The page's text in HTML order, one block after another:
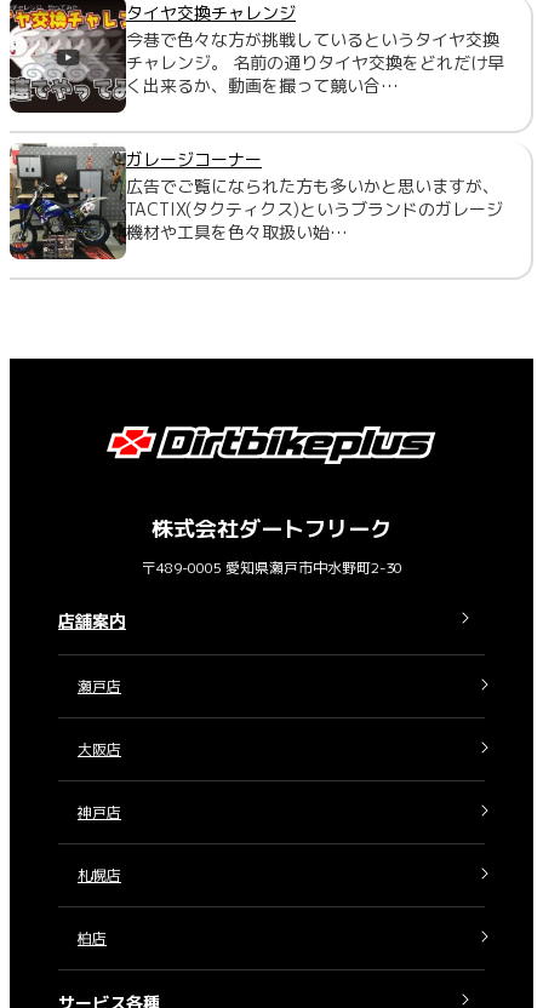
タイヤ交換チャレンジ
今巷で色々な方が挑戦しているというタイヤ交換
チャレンジ。 名前の通りタイヤ交換をどれだけ早
く出来るか、動画を撮って競い合…
ガレージコーナー
広告でご覧になられた方も多いかと思いますが、
TACTIX(タクティクス)というブランドのガレージ
機材や工具を色々取扱い始…
株式会社ダートフリーク
〒489-0005 愛知県瀬戸市中水野町2-30
店舗案内
瀬戸店
大阪店
神戸店
札幌店
柏店
サービス各種